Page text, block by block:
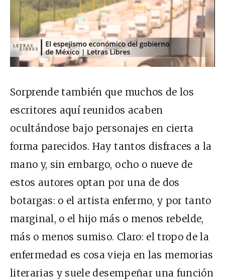
Sorprende también que muchos de los
escritores aquí reunidos acaben
ocultándose bajo personajes en cierta
forma parecidos. Hay tantos disfraces a la
mano y, sin embargo, ocho o nueve de
estos autores optan por una de dos
botargas: o el artista enfermo, y por tanto
marginal, o el hijo más o menos rebelde,
más o menos sumiso. Claro: el tropo de la
enfermedad es cosa vieja en las memorias
literarias y suele desempeñar una función